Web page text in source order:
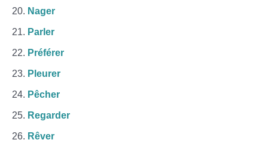
Nager
Parler
Préférer
Pleurer
Pêcher
Regarder
Rêver